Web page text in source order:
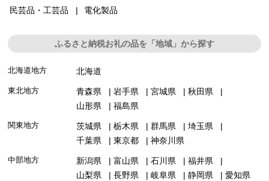
民芸品・工芸品
電化製品
ふるさと納税お礼の品を「地域」から探す
北海道地方 北海道
東北地方 青森県 岩手県 宮城県
秋田県
山形県
福島県
関東地方 茨城県 栃木県 群馬県
埼玉県
千葉県
東京都 神奈川県
中部地方 新潟県 富山県 石川県
福井県
山梨県
長野県 岐阜県 静岡県 愛知県